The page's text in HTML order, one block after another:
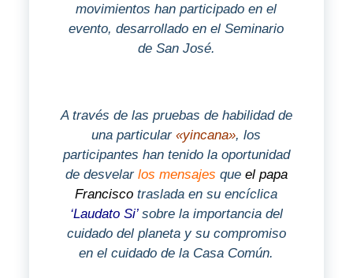
movimientos han participado en el
evento, desarrollado en el Seminario
de San José.
A través de las pruebas de habilidad de
una particular«yincana», los
participantes han tenido la oportunidad
de desvelar los mensajes que el papa
Francisco traslada en su encíclica
‘Laudato Si’ sobre la importancia del
cuidado del planeta y su compromiso
en el cuidado de la Casa Común.